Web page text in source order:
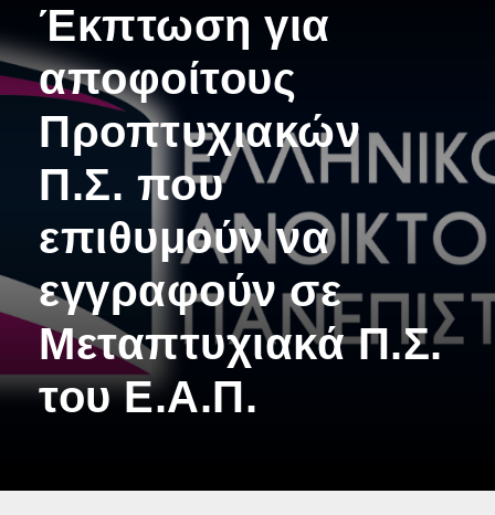
Έκπτωση για
αποφοίτους
Προπτυχιακών
Π.Σ. που
επιθυμούν να
εγγραφούν σε
Μεταπτυχιακά Π.Σ.
του Ε.Α.Π.